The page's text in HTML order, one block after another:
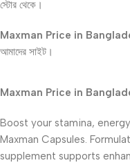
স্টোর থেকে।
Maxman Price in
আমাদের সাইট।
Maxman Price in
Boost your stamina,
Maxman Capsules.
supplement supports